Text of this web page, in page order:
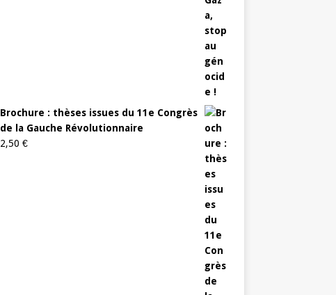
Brochure : thèses issues du 11e Congrès
de la Gauche Révolutionnaire
2,50 €